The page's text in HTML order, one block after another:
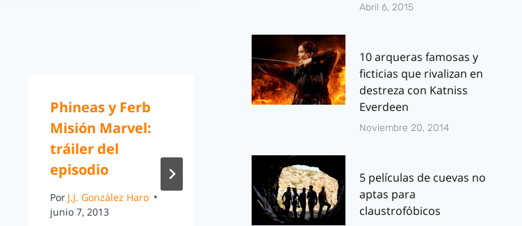
Phineas y Ferb
Misión Marvel:
tráiler del
episodio
Por J.J. González Haro
junio 7, 2013
Noviembre
J.J. González Haro
noviembre 25, 2010
probara
PorJ.J. González
Abril 6, 2015
10 arqueras famosas y
ficticias que rivalizan en
destreza con Katniss
Everdeen
Noviembre 20, 2014
5 películas de cuevas no
aptas para
claustrofóbicos